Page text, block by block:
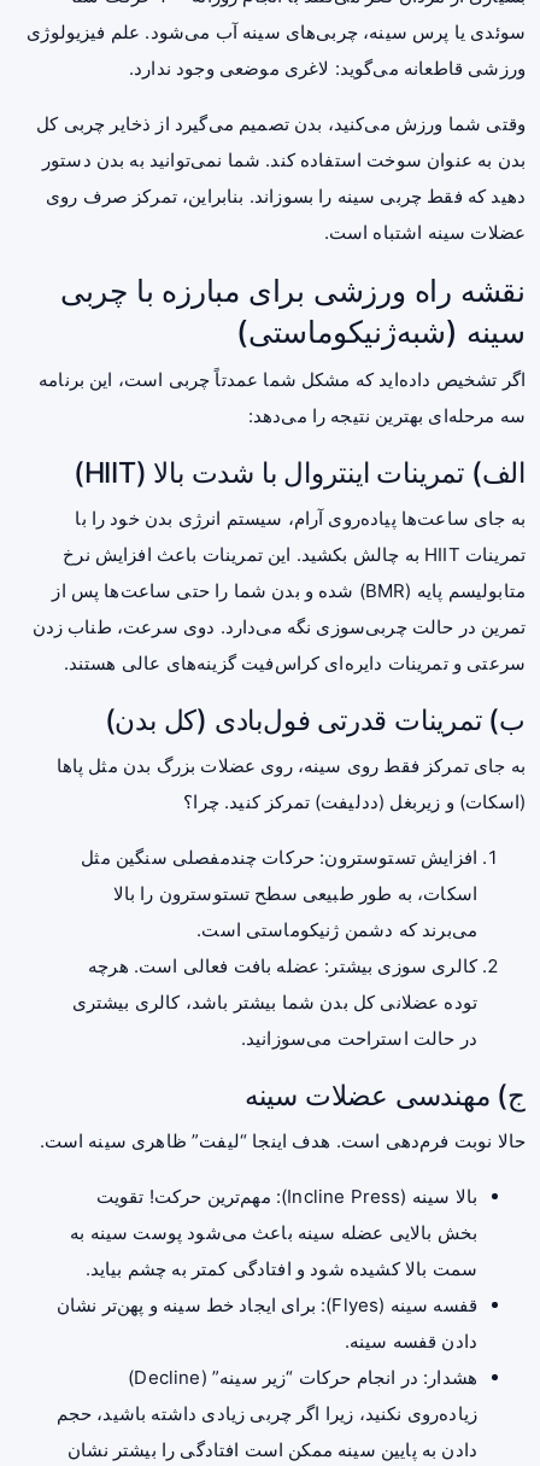
سوئدی یا پرس سینه، چربی‌های سینه آب می‌شود. علم فیزیولوژی
ورزشی قاطعانه می‌گوید: لاغری موضعی وجود ندارد.
وقتی شما ورزش می‌کنید، بدن تصمیم می‌گیرد از ذخایر چربی کل
بدن به عنوان سوخت استفاده کند. شما نمی‌توانید به بدن دستور
دهید که فقط چربی سینه را بسوزاند. بنابراین، تمرکز صرف روی
عضلات سینه اشتباه است.
نقشه راه ورزشی برای مبارزه با چربی
سینه (شبه‌ژنیکوماستی)
اگر تشخیص داده‌اید که مشکل شما عمدتاً چربی است، این برنامه
سه مرحله‌ای بهترین نتیجه را می‌دهد:
الف) تمرینات اینتروال با شدت بالا (HIIT)
به جای ساعت‌ها پیاده‌روی آرام، سیستم انرژی بدن خود را با
تمرینات HIIT به چالش بکشید. این تمرینات باعث افزایش نرخ
متابولیسم پایه (BMR) شده و بدن شما را حتی ساعت‌ها پس از
تمرین در حالت چربی‌سوزی نگه می‌دارد. دوی سرعت، طناب زدن
سرعتی و تمرینات دایره‌ای کراس‌فیت گزینه‌های عالی هستند.
ب) تمرینات قدرتی فول‌بادی (کل بدن)
به جای تمرکز فقط روی سینه، روی عضلات بزرگ بدن مثل پاها
(اسکات) و زیربغل (ددلیفت) تمرکز کنید. چرا؟
افزایش تستوسترون: حرکات چندمفصلی سنگین مثل
اسکات، به طور طبیعی سطح تستوسترون را بالا
می‌برند که دشمن ژنیکوماستی است.
کالری سوزی بیشتر: عضله بافت فعالی است. هرچه
توده عضلانی کل بدن شما بیشتر باشد، کالری بیشتری
در حالت استراحت می‌سوزانید.
ج) مهندسی عضلات سینه
حالا نوبت فرم‌دهی است. هدف اینجا “لیفت” ظاهری سینه است.
بالا سینه (Incline Press): مهم‌ترین حرکت! تقویت
بخش بالایی عضله سینه باعث می‌شود پوست سینه به
سمت بالا کشیده شود و افتادگی کمتر به چشم بیاید.
قفسه سینه (Flyes): برای ایجاد خط سینه و پهن‌تر نشان
دادن قفسه سینه.
هشدار: در انجام حرکات “زیر سینه” (Decline)
زیاده‌روی نکنید، زیرا اگر چربی زیادی داشته باشید، حجم
دادن به پایین سینه ممکن است افتادگی را بیشتر نشان